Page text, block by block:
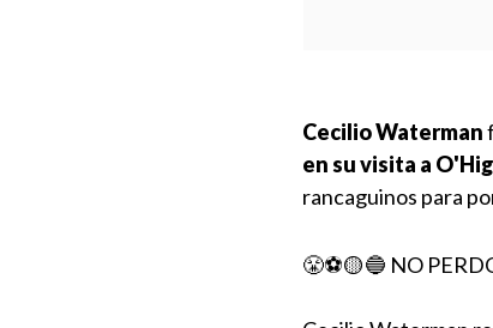
Cecilio Waterman
en su visita a
rancaguinos para
😤⚽🟡🔵 NO